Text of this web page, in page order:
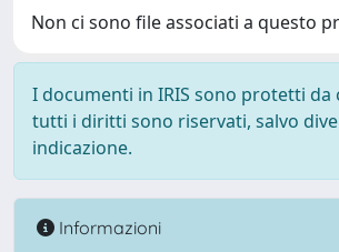
Non ci sono file associati a questo
I documenti in IRIS sono protetti da
tutti i diritti sono riservati, salvo
indicazione.
Informazioni